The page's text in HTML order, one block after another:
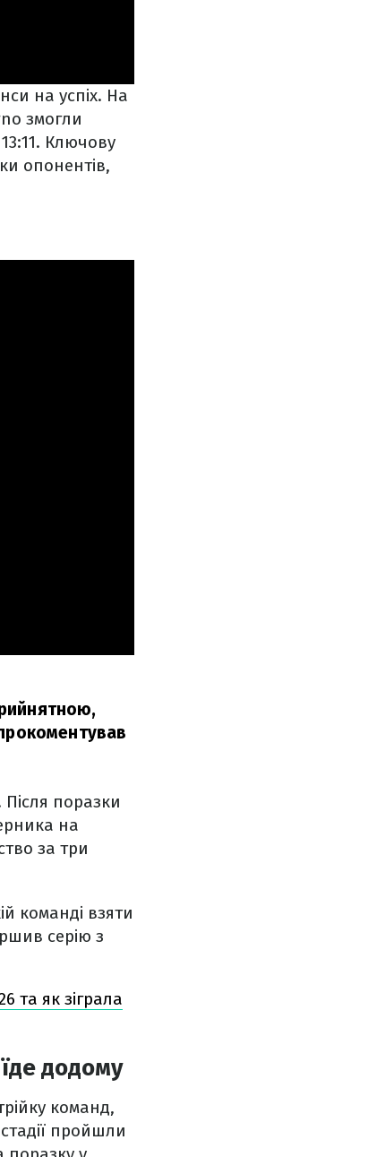
на успіх. На
змогли
Ключову
опонентів,
поразки
на
за три
команді взяти
серію з
та як зіграла
додому
команд,
пройшли